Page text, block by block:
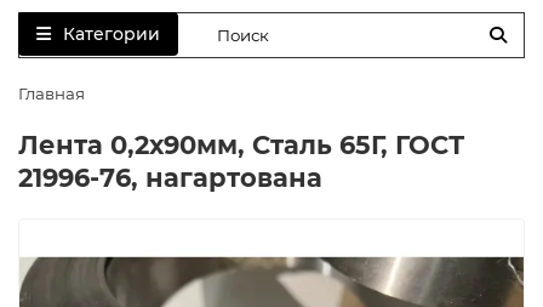
Категории
Главная
Лента 0,2х90мм, Сталь 65Г, ГОСТ
21996-76, нагартована